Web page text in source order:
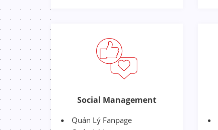
Social Management
Quản Lý Fanpage